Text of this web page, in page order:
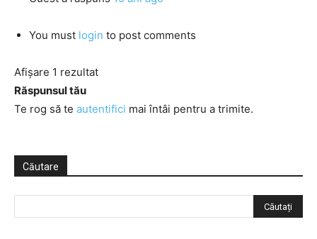
You must login to post comments
Afișare 1 rezultat
Răspunsul tău
Te rog să te autentifici mai întâi pentru a trimite.
Căutare